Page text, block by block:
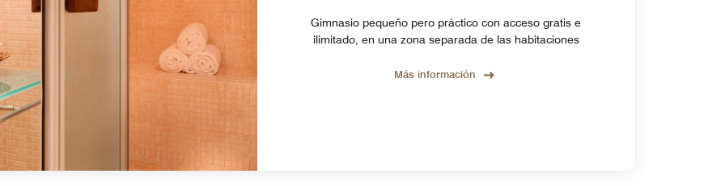
Gimnasio pequeño pero práctico con acceso gratis e
ilimitado, en una zona separada de las habitaciones
Más información